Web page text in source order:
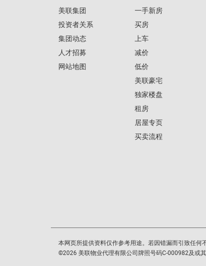
美联集团
投资者关系
集团动态
人才招募
网站地图
一手新房
买房
上车
减价
低价
美联豪宅
独家楼盘
租房
居屋专页
买卖流程
本网页所提供资料仅作参考用途。若因错漏而引致任何
©2026 美联物业代理有限公司牌照号码C-000982及或